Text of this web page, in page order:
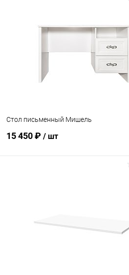
Стол письменный Мишель
15 450 ₽ / шт